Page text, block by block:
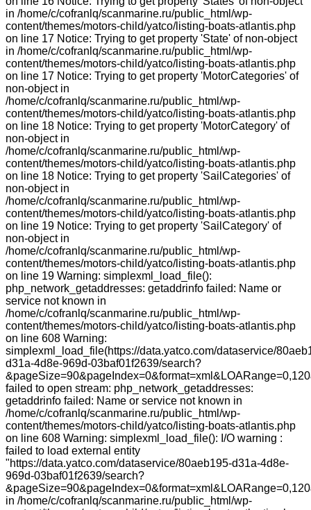
in /home/c/cofranlq/scanmarine.ru/public_html/wp-
content/themes/motors-child/yatco/listing-boats-atlantis.php
on line 17 Notice: Trying to get property 'State' of non-object
in /home/c/cofranlq/scanmarine.ru/public_html/wp-
content/themes/motors-child/yatco/listing-boats-atlantis.php
on line 17 Notice: Trying to get property 'MotorCategories' of
non-object in
/home/c/cofranlq/scanmarine.ru/public_html/wp-
content/themes/motors-child/yatco/listing-boats-atlantis.php
on line 18 Notice: Trying to get property 'MotorCategory' of
non-object in
/home/c/cofranlq/scanmarine.ru/public_html/wp-
content/themes/motors-child/yatco/listing-boats-atlantis.php
on line 18 Notice: Trying to get property 'SailCategories' of
non-object in
/home/c/cofranlq/scanmarine.ru/public_html/wp-
content/themes/motors-child/yatco/listing-boats-atlantis.php
on line 19 Notice: Trying to get property 'SailCategory' of
non-object in
/home/c/cofranlq/scanmarine.ru/public_html/wp-
content/themes/motors-child/yatco/listing-boats-atlantis.php
on line 19 Warning: simplexml_load_file():
php_network_getaddresses: getaddrinfo failed: Name or
service not known in
/home/c/cofranlq/scanmarine.ru/public_html/wp-
content/themes/motors-child/yatco/listing-boats-atlantis.php
on line 608 Warning:
simplexml_load_file(https://data.yatco.com/dataservice/
d31a-4d8e-969d-03baf01f2639/search?
failed to open stream: php_network_getaddresses:
getaddrinfo failed: Name or service not known in
/home/c/cofranlq/scanmarine.ru/public_html/wp-
content/themes/motors-child/yatco/listing-boats-atlantis.php
on line 608 Warning: simplexml_load_file(): I/O warning :
failed to load external entity
"https://data.yatco.com/dataservice/80aeb195-d31a-4d8e-
969d-03baf01f2639/search?
in /home/c/cofranlq/scanmarine.ru/public_html/wp-